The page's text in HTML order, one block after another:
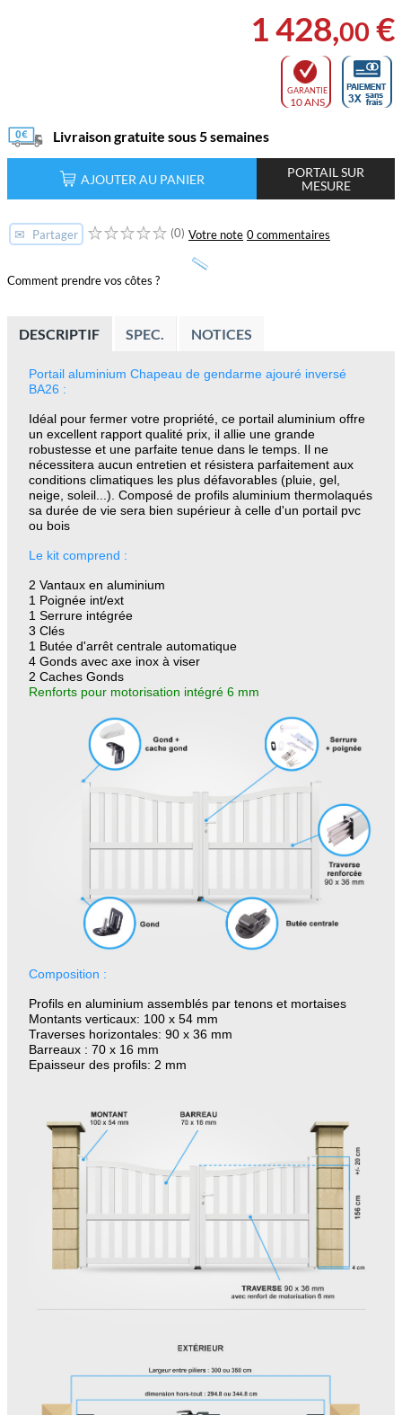
1 428,00 €
GARANTIE
10 ANS
Livraison gratuite sous 5 semaines
AJOUTER AU PANIER
PORTAIL SUR
MESURE
✉ Partager (0) Votre note 0 commentaires
Comment prendre vos côtes ?
DESCRIPTIF SPEC. NOTICES
Portail aluminium Chapeau de gendarme ajouré inversé
BA26 :
Idéal pour fermer votre propriété, ce portail aluminium offre
un excellent rapport qualité prix, il allie une grande
robustesse et une parfaite tenue dans le temps. Il ne
nécessitera aucun entretien et résistera parfaitement aux
conditions climatiques les plus défavorables (pluie, gel,
neige, soleil...). Composé de profils aluminium thermolaqués
sa durée de vie sera bien supérieur à celle d'un portail pvc
ou bois
Le kit comprend :
2 Vantaux en aluminium
1 Poignée int/ext
1 Serrure intégrée
3 Clés
1 Butée d'arrêt centrale automatique
4 Gonds avec axe inox à viser
2 Caches Gonds
Renforts pour motorisation intégré 6 mm
Composition :
Profils en aluminium assemblés par tenons et mortaises
Montants verticaux: 100 x 54 mm
Traverses horizontales: 90 x 36 mm
Barreaux : 70 x 16 mm
Epaisseur des profils: 2 mm